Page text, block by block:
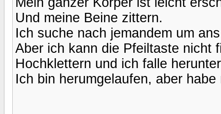
Und meine Beine zittern.
Ich suche nach jemandem um
Aber ich kann die Pfeiltaste nicht
Hochklettern und ich falle
Ich bin herumgelaufen, aber